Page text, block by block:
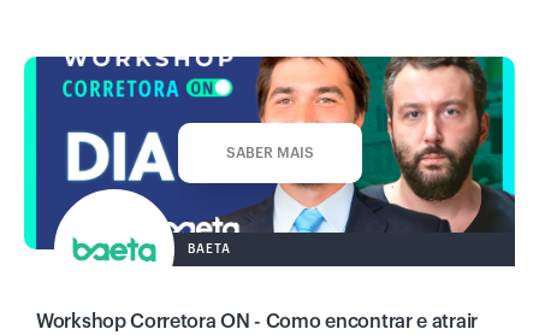
BAETA
SABER MAIS
Workshop Corretora ON - Como encontrar e atrair